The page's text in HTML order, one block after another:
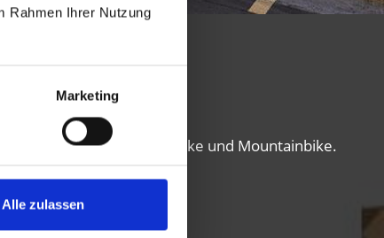
Rahmen Ihrer Nutzung
Marketing
Alle zulassen
für Rennrad, E-Bike und Mountainbike.